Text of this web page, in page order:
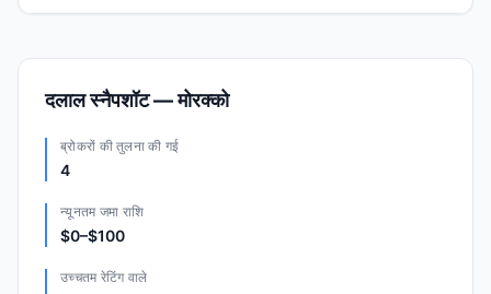
दलाल स्नैपशॉट — मोरक्को
ब्रोकरों की तुलना की गई
4
न्यूनतम जमा राशि
$0–$100
उच्चतम रेटिंग वाले